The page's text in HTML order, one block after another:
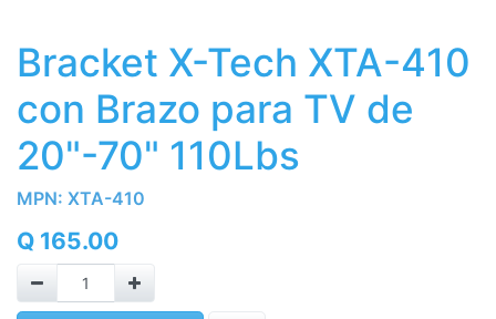
Bracket X-Tech XTA-410
con Brazo para TV de
20"-70" 110Lbs
MPN: XTA-410
Q 165.00